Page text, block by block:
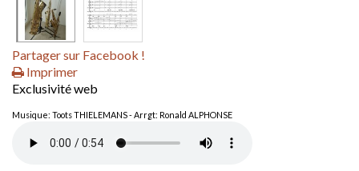
Partager sur Facebook !
Imprimer
Exclusivité web
Musique: Toots THIELEMANS - Arrgt: Ronald ALPHONSE